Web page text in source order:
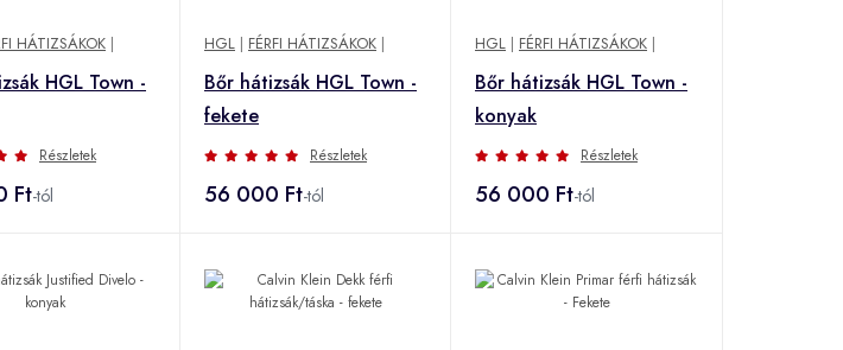
HÁTIZSÁKOK |
HGL Town -
Részletek
Ft-tól
HGL | FÉRFI HÁTIZSÁKOK |
Bőr hátizsák HGL Town -
fekete
Részletek
56 000 Ft-tól
HGL | FÉRFI HÁTIZSÁKOK |
Bőr hátizsák HGL Town -
konyak
Részletek
56 000 Ft-tól